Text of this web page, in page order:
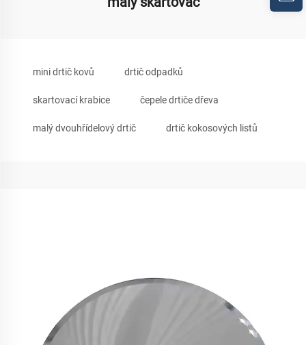
mini drtič kovů drtič odpadků
skartovací krabice čepele drtiče dřeva
malý dvouhřídelový drtič drtič kokosových listů